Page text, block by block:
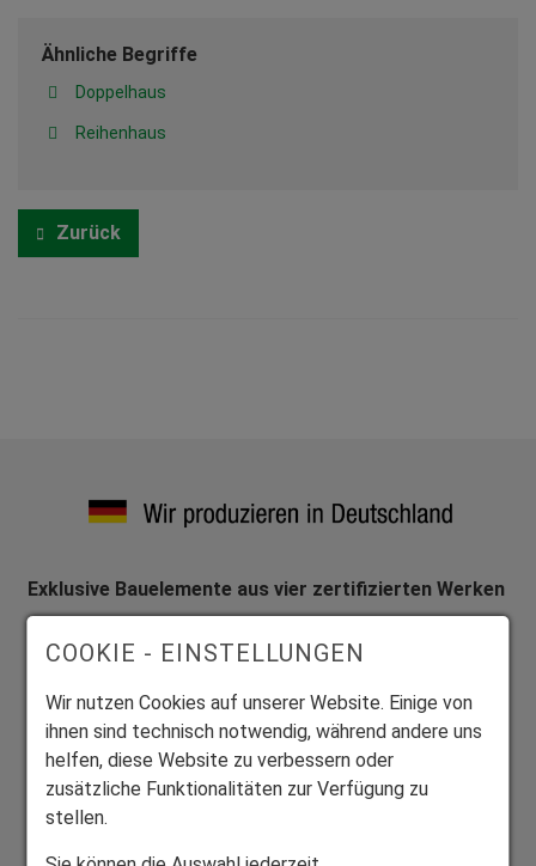
Ähnliche Begriffe
Doppelhaus
Reihenhaus
Zurück
Exklusive Bauelemente aus vier zertifizierten Werken
Mitglied Bundesverband Direktvertrieb
Seriöser Direktvertrieb zum Nutzen unserer Kunden.
COOKIE - EINSTELLUNGEN
Wir nutzen Cookies auf unserer Website. Einige von
ihnen sind technisch notwendig, während andere uns
helfen, diese Website zu verbessern oder
zusätzliche Funktionalitäten zur Verfügung zu
stellen.